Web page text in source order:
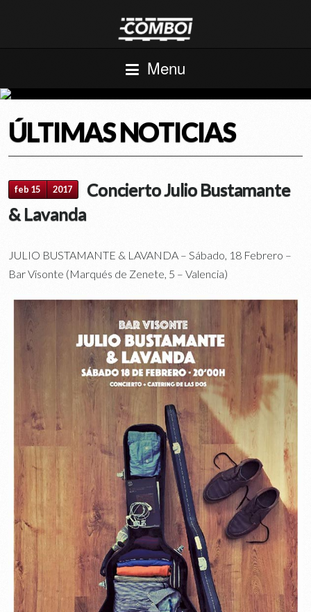
Menu
ÚLTIMAS NOTICIAS
feb 15 2017
Concierto Julio Bustamante
& Lavanda
JULIO BUSTAMANTE & LAVANDA – Sábado, 18 Febrero –
Bar Visonte (Marqués de Zenete, 5 – Valencia)